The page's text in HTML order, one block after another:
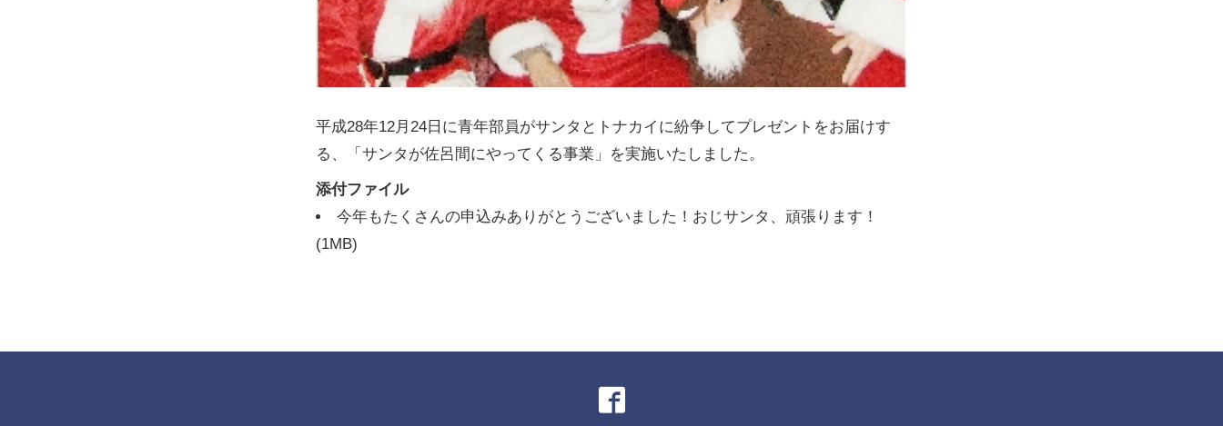
平成28年12月24日に青年部員がサンタとトナカイに紛争してプレゼントをお届けす
る、「サンタが佐呂間にやってくる事業」を実施いたしました。
添付ファイル
今年もたくさんの申込みありがとうございました！おじサンタ、頑張ります！
(1MB)